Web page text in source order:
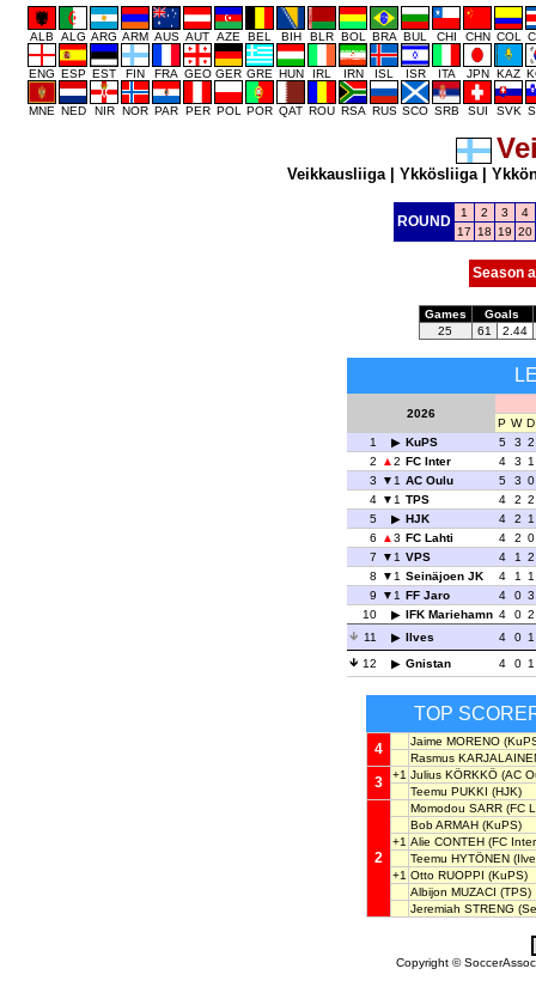
ALB ALG ARG ARM AUS AUT AZE BEL BIH BLR BOL BRA BUL CHI CHN COL
ENG ESP EST FIN FRA GEO GER GRE HUN IRL IRN ISL ISR ITA JPN KAZ
MNE NED NIR NOR PAR PER POL POR QAT ROU RSA RUS SCO SRB SUI SVK
Veikkausliiga| Ykkösliiga|
ROUND
1 2 3
4
17
18 19 20
Season
Games
Goals
25
61 2.44
2026
P W D
1
KuPS 5 3 2
2
2 FC Inter 4 3 1
3
1 AC Oulu 5 3 0
4
1 TPS 4 2 2
5
HJK 4 2 1
6
3 FC Lahti 4 2 0
7
1 VPS 4 1 2
8
1 Seinäjoen JK 4 1 1
9
1 FF Jaro 4 0 3
10
IFK Mariehamn 4 0 2
11
Ilves 4 0 1
12
Gnistan 4 0 1
TOP
4 Jaime MORENO
Rasmus
3 +1 Julius KÖRKKÖ (AC
Teemu PUKKI (HJK)
2
Momodou SARR (FC
Bob ARMAH (KuPS)
+1 Alie CONTEH (FC
Teemu HYTÖNEN
+1 Otto RUOPPI (KuPS)
Albijon MUZACI (TPS)
Jeremiah STRENG
Copyright ©